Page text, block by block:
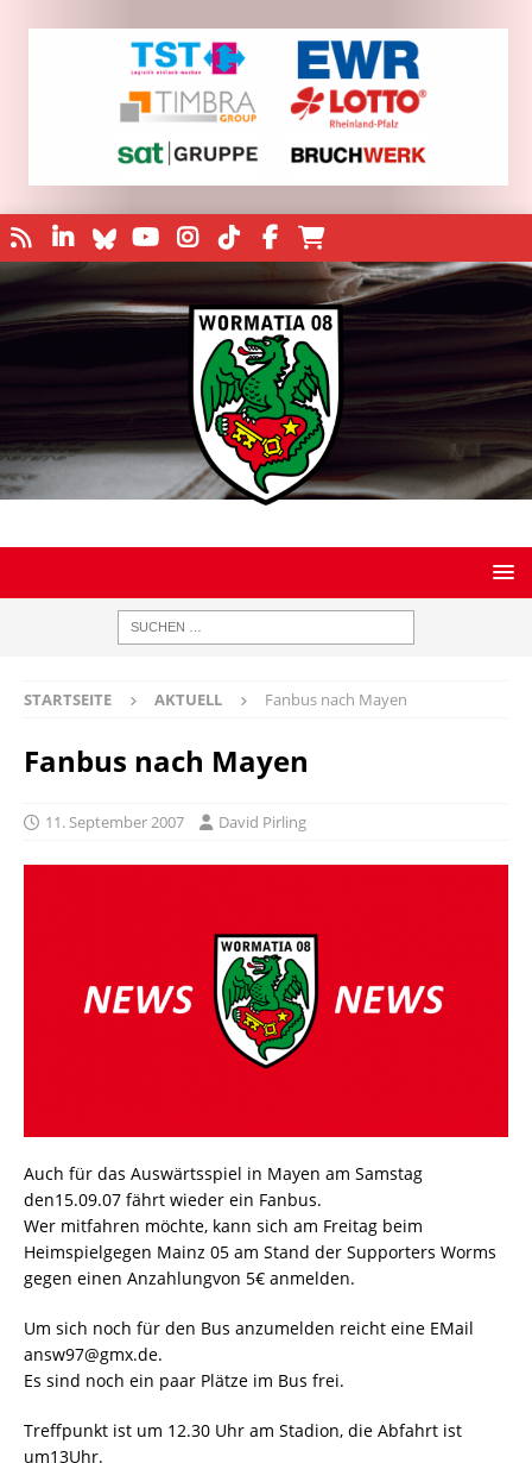
STARTSEITE AKTUELL Fanbus nach Mayen
Fanbus nach Mayen
11. September 2007 David Pirling
Auch für das Auswärtsspiel in Mayen am Samstag
den15.09.07 fährt wieder ein Fanbus.
Wer mitfahren möchte, kann sich am Freitag beim
Heimspielgegen Mainz 05 am Stand der Supporters Worms
gegen einen Anzahlungvon 5€ anmelden.
Um sich noch für den Bus anzumelden reicht eine EMail
answ97@gmx.de.
Es sind noch ein paar Plätze im Bus frei.
Treffpunkt ist um 12.30 Uhr am Stadion, die Abfahrt ist
um13Uhr.